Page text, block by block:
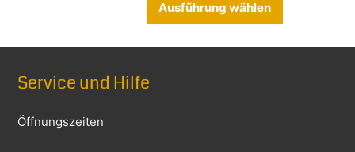
Ausführung wählen
Service und Hilfe
Öffnungszeiten